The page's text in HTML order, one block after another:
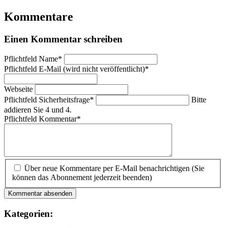
Kommentare
Einen Kommentar schreiben
Pflichtfeld Name*
Pflichtfeld E-Mail (wird nicht veröffentlicht)*
Webseite
Pflichtfeld Sicherheitsfrage*
Bitte
addieren Sie 4 und 4.
Pflichtfeld Kommentar*
Über neue Kommentare per E-Mail benachrichtigen (Sie
können das Abonnement jederzeit beenden)
Kommentar absenden
Kategorien: